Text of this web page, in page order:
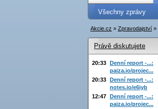
Všechny zprávy
Akcie.cz » Zpravodajství »
Právě diskutujete
20:33 Denní report -...:
paiza.io/projec...
20:33 Denní report -...:
notes.io/e6iyb
12:47 Denní report -...:
paiza.io/projec...